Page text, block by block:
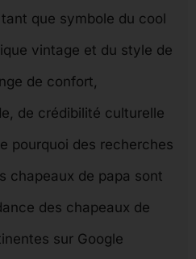
que symbole du cool
vintage et du style de
de confort,
de crédibilité culturelle
pourquoi des recherches
chapeaux de papa sont
des chapeaux de
sur Google